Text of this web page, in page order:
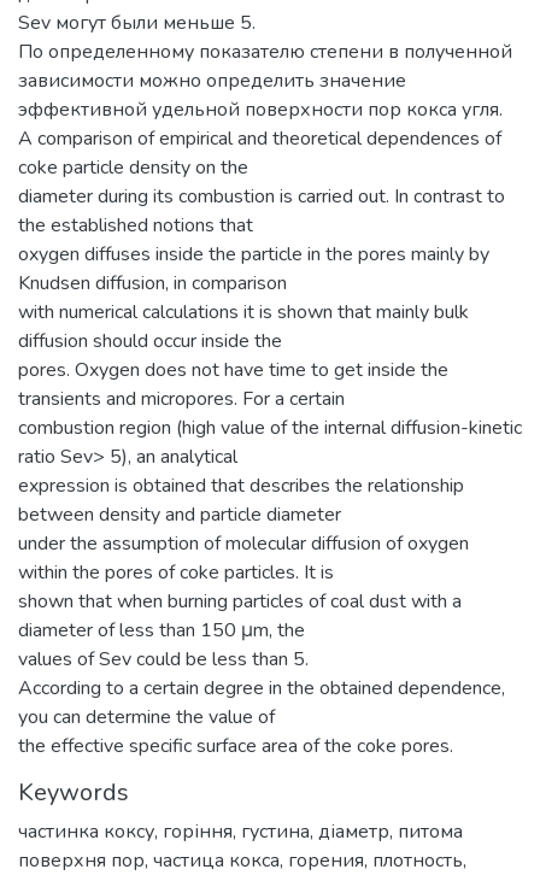
Sev могут были меньше 5.
По определенному показателю степени в полученной
зависимости можно определить значение
эффективной удельной поверхности пор кокса угля.
A comparison of empirical and theoretical dependences of
coke particle density on the
diameter during its combustion is carried out. In contrast to
the established notions that
oxygen diffuses inside the particle in the pores mainly by
Knudsen diffusion, in comparison
with numerical calculations it is shown that mainly bulk
diffusion should occur inside the
pores. Oxygen does not have time to get inside the
transients and micropores. For a certain
combustion region (high value of the internal diffusion-kinetic
ratio Sev> 5), an analytical
expression is obtained that describes the relationship
between density and particle diameter
under the assumption of molecular diffusion of oxygen
within the pores of coke particles. It is
shown that when burning particles of coal dust with a
diameter of less than 150 μm, the
values of Sev could be less than 5.
According to a certain degree in the obtained dependence,
you can determine the value of
the effective specific surface area of the coke pores.
Keywords
частинка коксу, горіння, густина, діаметр, питома
поверхня пор, частица кокса, горения, плотность,